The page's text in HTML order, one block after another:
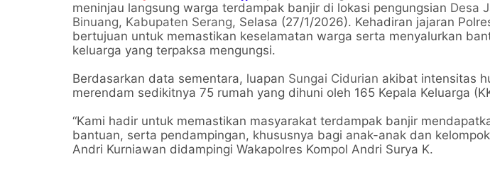
meninjau langsung warga terdampak banjir di lokasi pengungsian Desa
Binuang, Kabupaten Serang, Selasa (27/1/2026). Kehadiran jajaran
bertujuan untuk memastikan keselamatan warga serta menyalurkan
keluarga yang terpaksa mengungsi.
Berdasarkan data sementara, luapan Sungai Cidurian akibat intensitas
merendam sedikitnya 75 rumah yang dihuni oleh 165 Kepala Keluarga
“Kami hadir untuk memastikan masyarakat terdampak banjir
bantuan, serta pendampingan, khususnya bagi anak-anak dan kelompok
Andri Kurniawan didampingi Wakapolres Kompol Andri Surya K.